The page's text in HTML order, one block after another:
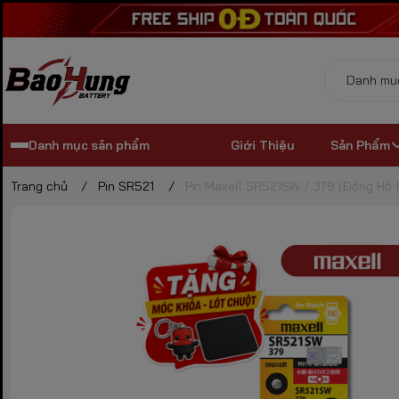
Danh mục sản phẩm Giới Thiệu Sản Phẩm
Trang chủ / Pin SR521 / Pin Maxell SR521SW / 379 (Đồng Hồ